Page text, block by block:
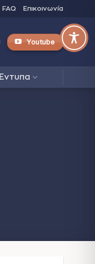
FAQ Επικοινωνία
Youtube
Έντυπα